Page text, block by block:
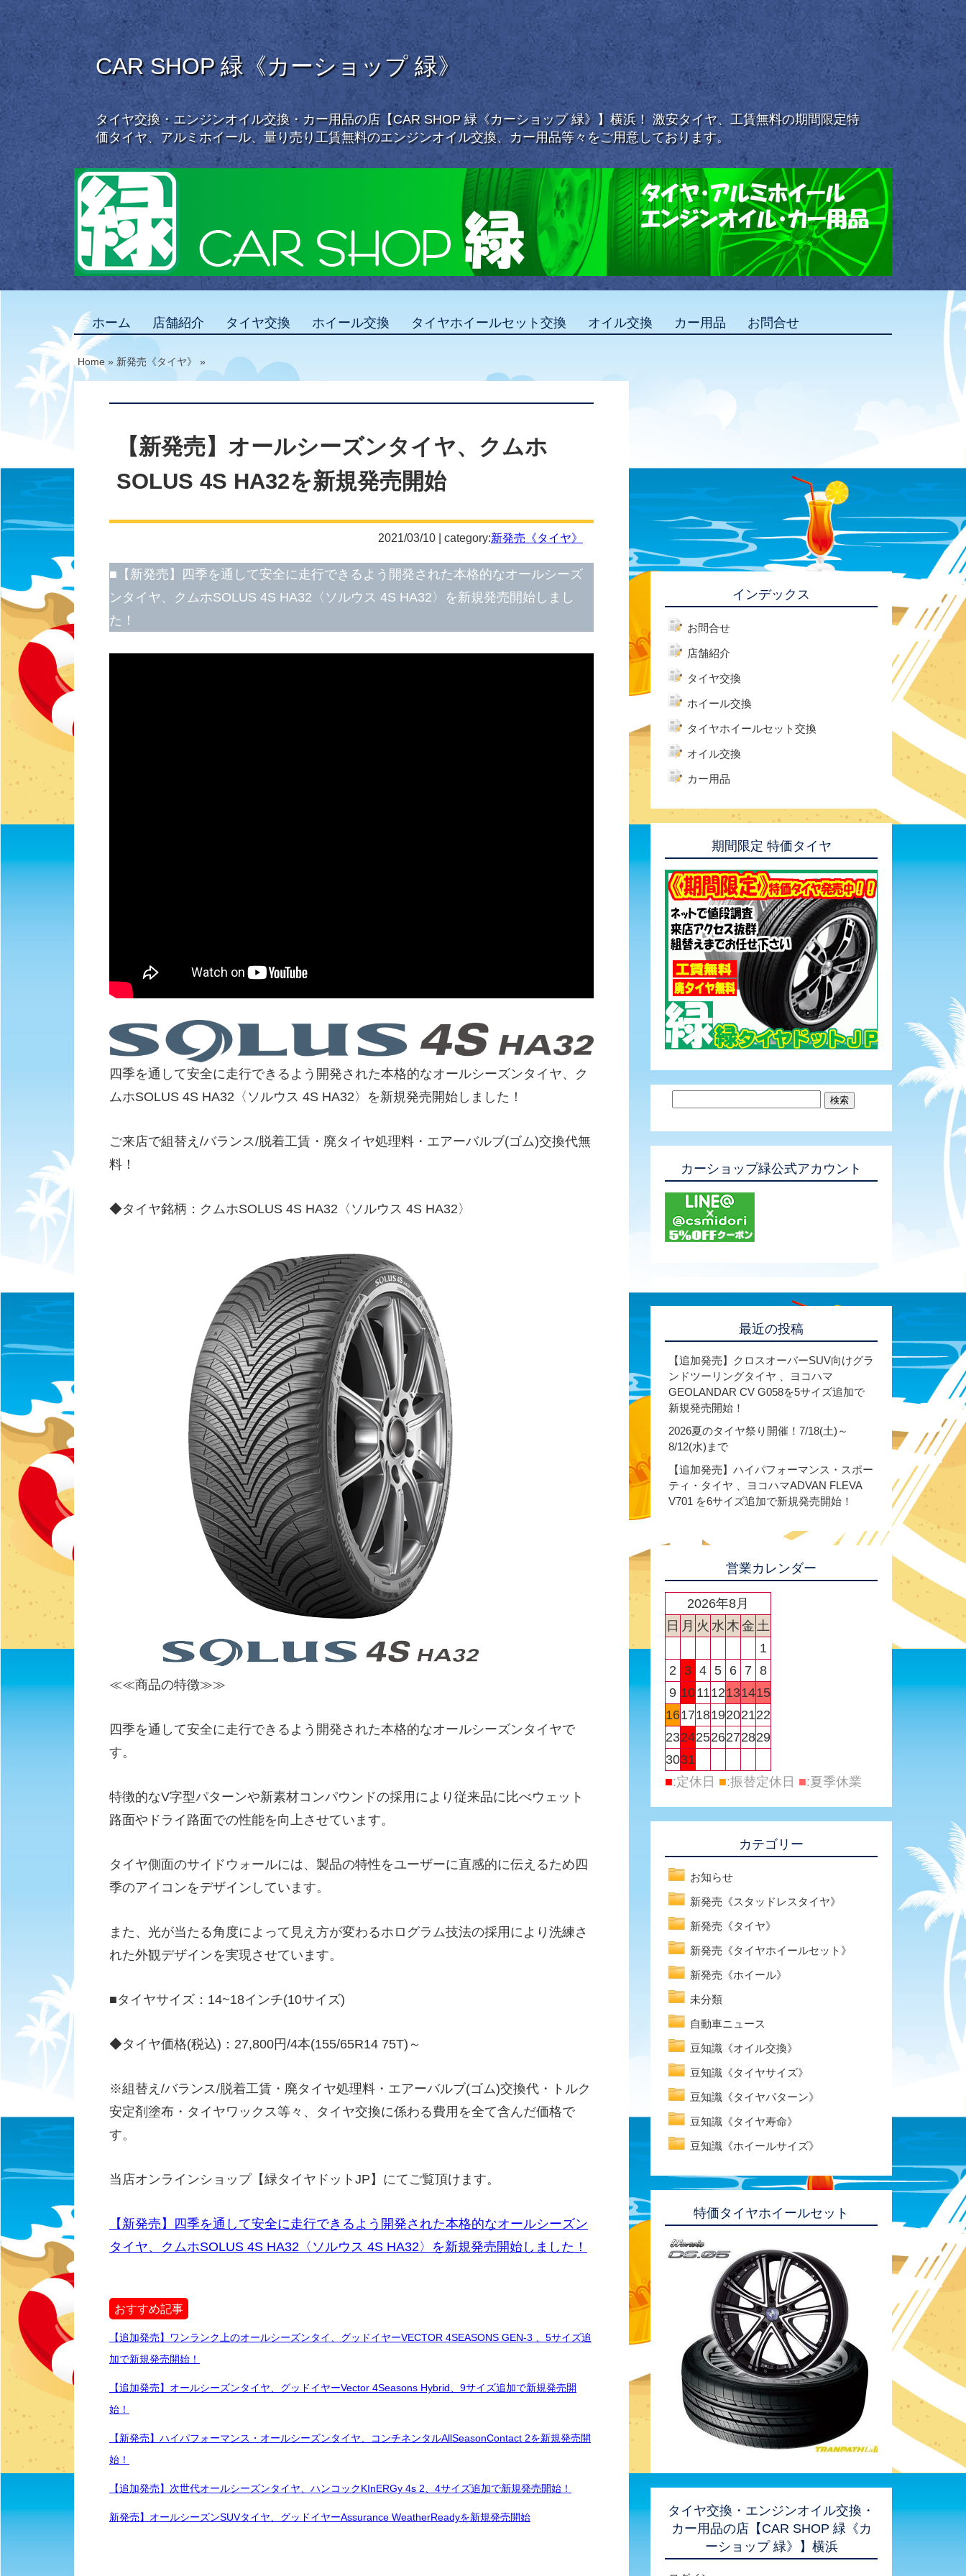
CAR SHOP 緑《カーショップ 緑》
タイヤ交換・エンジンオイル交換・カー用品の店【CAR SHOP 緑《カーショップ 緑》】横浜！ 激安タイヤ、工賃無料の期間限定特
価タイヤ、アルミホイール、量り売り工賃無料のエンジンオイル交換、カー用品等々をご用意しております。
ホーム 店舗紹介 タイヤ交換 ホイール交換 タイヤホイールセット交換 オイル交換 カー用品 お問合せ
Home » 新発売《タイヤ》 »
【新発売】オールシーズンタイヤ、クムホ
SOLUS 4S HA32を新規発売開始
2021/03/10 | category:新発売《タイヤ》
■【新発売】四季を通して安全に走行できるよう開発された本格的なオールシーズ
ンタイヤ、クムホSOLUS 4S HA32〈ソルウス 4S HA32〉を新規発売開始しまし
た！
四季を通して安全に走行できるよう開発された本格的なオールシーズンタイヤ、ク
ムホSOLUS 4S HA32〈ソルウス 4S HA32〉を新規発売開始しました！
ご来店で組替え/バランス/脱着工賃・廃タイヤ処理料・エアーバルブ(ゴム)交換代無
料！
◆タイヤ銘柄：クムホSOLUS 4S HA32〈ソルウス 4S HA32〉
≪≪商品の特徴≫≫
四季を通して安全に走行できるよう開発された本格的なオールシーズンタイヤで
す。
特徴的なV字型パターンや新素材コンパウンドの採用により従来品に比べウェット
路面やドライ路面での性能を向上させています。
タイヤ側面のサイドウォールには、製品の特性をユーザーに直感的に伝えるため四
季のアイコンをデザインしています。
また、光が当たる角度によって見え方が変わるホログラム技法の採用により洗練さ
れた外観デザインを実現させています。
■タイヤサイズ：14~18インチ(10サイズ)
◆タイヤ価格(税込)：27,800円/4本(155/65R14 75T)～
※組替え/バランス/脱着工賃・廃タイヤ処理料・エアーバルブ(ゴム)交換代・トルク
安定剤塗布・タイヤワックス等々、タイヤ交換に係わる費用を全て含んだ価格で
す。
当店オンラインショップ【緑タイヤドットJP】にてご覧頂けます。
【新発売】四季を通して安全に走行できるよう開発された本格的なオールシーズン
タイヤ、クムホSOLUS 4S HA32〈ソルウス 4S HA32〉を新規発売開始しました！
おすすめ記事
【追加発売】ワンランク上のオールシーズンタイ、グッドイヤーVECTOR 4SEASONS GEN-3 、5サイズ追
加で新規発売開始！
【追加発売】オールシーズンタイヤ、グッドイヤーVector 4Seasons Hybrid、9サイズ追加で新規発売開
始！
【新発売】ハイパフォーマンス・オールシーズンタイヤ、コンチネンタルAllSeasonContact 2を新規発売開
始！
【追加発売】次世代オールシーズンタイヤ、ハンコックKInERGy 4s 2、4サイズ追加で新規発売開始！
新発売】オールシーズンSUVタイヤ、グッドイヤーAssurance WeatherReadyを新規発売開始
インデックス
お問合せ
店舗紹介
タイヤ交換
ホイール交換
タイヤホイールセット交換
オイル交換
カー用品
期間限定 特価タイヤ
カーショップ緑公式アカウント
最近の投稿
【追加発売】クロスオーバーSUV向けグラ
ンドツーリングタイヤ 、ヨコハマ
GEOLANDAR CV G058を5サイズ追加で
新規発売開始！
2026夏のタイヤ祭り開催！7/18(土)～
8/12(水)まで
【追加発売】ハイパフォーマンス・スポー
ティ・タイヤ 、ヨコハマADVAN FLEVA
V701 を6サイズ追加で新規発売開始！
営業カレンダー
2026年8月
日 月 火 水 木 金 土
1
2
3 4 5 6 7 8
9 101112131415
16171819202122
23242526272829
3031
■:定休日 ■:振替定休日 ■:夏季休業
カテゴリー
お知らせ
新発売《スタッドレスタイヤ》
新発売《タイヤ》
新発売《タイヤホイールセット》
新発売《ホイール》
未分類
自動車ニュース
豆知識《オイル交換》
豆知識《タイヤサイズ》
豆知識《タイヤパターン》
豆知識《タイヤ寿命》
豆知識《ホイールサイズ》
特価タイヤホイールセット
タイヤ交換・エンジンオイル交換・
カー用品の店【CAR SHOP 緑《カ
ーショップ 緑》】横浜